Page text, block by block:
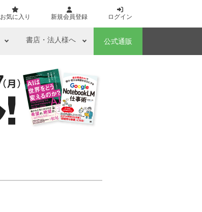
お気に入り 新規会員登録 ログイン
書店・法人様へ 公式通販